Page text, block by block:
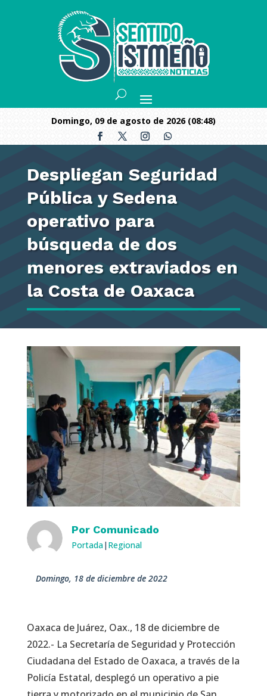
domingo, 09 de agosto de 2026 (08:48)
Despliegan Seguridad
Pública y Sedena
operativo para
búsqueda de dos
menores extraviados en
la Costa de Oaxaca
Por Comunicado
Portada| Regional
domingo, 18 de diciembre de 2022
Oaxaca de Juárez, Oax., 18 de diciembre de
2022.- La Secretaría de Seguridad y Protección
Ciudadana del Estado de Oaxaca, a través de la
Policía Estatal, desplegó un operativo a pie